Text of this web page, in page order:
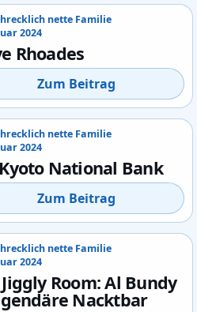
nette Familie
2024
Rhoades
Zum Beitrag
nette Familie
2024
National Bank
Zum Beitrag
nette Familie
2024
Room: Al Bundy
Nacktbar